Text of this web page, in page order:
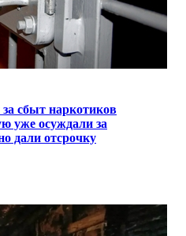
сбыт наркотиков
уже осуждали за
дали отсрочку